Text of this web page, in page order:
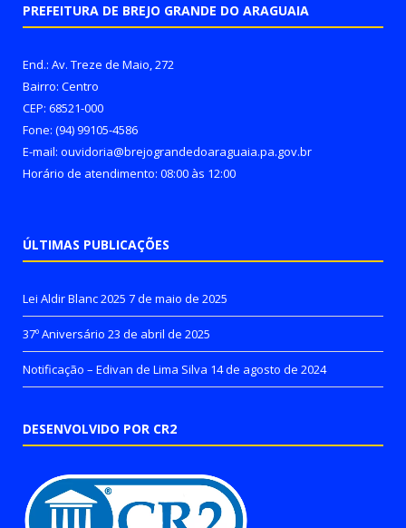
PREFEITURA DE BREJO GRANDE DO ARAGUAIA
End.: Av. Treze de Maio, 272
Bairro: Centro
CEP: 68521-000
Fone: (94) 99105-4586
E-mail: ouvidoria@brejograndedoaraguaia.pa.gov.br
Horário de atendimento: 08:00 às 12:00
ÚLTIMAS PUBLICAÇÕES
Lei Aldir Blanc 2025 7 de maio de 2025
37º Aniversário 23 de abril de 2025
Notificação – Edivan de Lima Silva 14 de agosto de 2024
DESENVOLVIDO POR CR2